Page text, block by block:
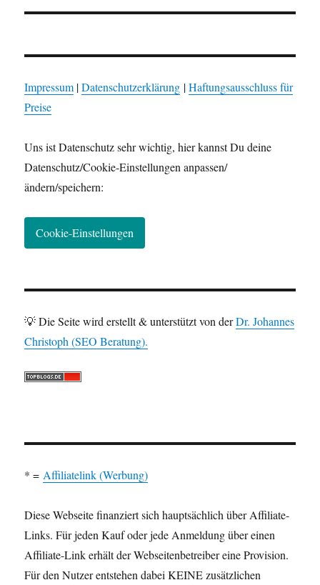
Impressum |Datenschutzerklärung |Haftungsausschluss für
Preise
Uns ist Datenschutz sehr wichtig, hier kannst Du deine
Datenschutz/Cookie-Einstellungen anpassen/
ändern/speichern:
Cookie-Einstellungen
💡 Die Seite wird erstellt & unterstützt von derDr. Johannes
Christoph (SEO Beratung).
* = Affiliatelink (Werbung)
Diese Webseite finanziert sich hauptsächlich über Affiliate-
Links. Für jeden Kauf oder jede Anmeldung über einen
Affiliate-Link erhält der Webseitenbetreiber eine Provision.
Für den Nutzer entstehen dabei KEINE zusätzlichen